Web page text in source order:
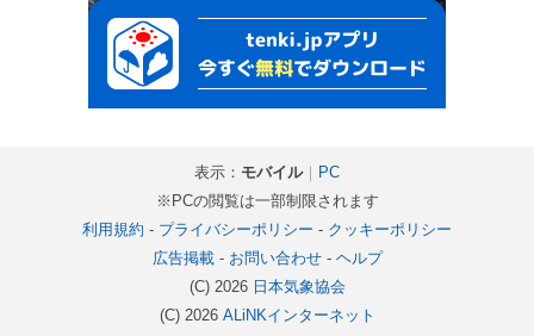
表示： モバイル｜
PC
※PCの閲覧は一部制限されます
利用規約 - プライバシーポリシー - クッキーポリシー
広告掲載- お問い合わせ- ヘルプ
(C) 2026 日本気象協会
(C) 2026 ALiNKインターネット